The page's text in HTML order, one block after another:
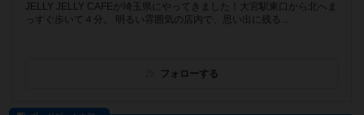
JELLY JELLY CAFEが埼玉県にやってきました！大宮駅東口から北へま
っすぐ歩いて４分。 明るい雰囲気の店内で、思い出に残る...
フォローする